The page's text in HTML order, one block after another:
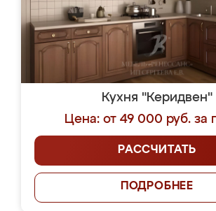
Кухня "Керидвен"
Цена: от 49 000 руб. за
РАССЧИТАТЬ
ПОДРОБНЕЕ